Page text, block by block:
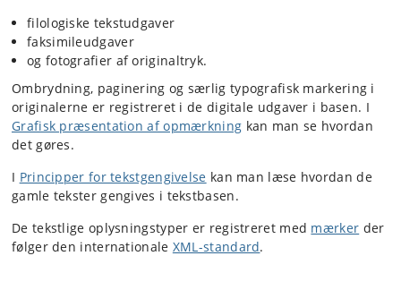
filologiske tekstudgaver
faksimileudgaver
og fotografier af originaltryk.
Ombrydning, paginering og særlig typografisk markering i
originalerne er registreret i de digitale udgaver i basen. I
Grafisk præsentation af opmærkning kan man se hvordan
det gøres.
I Principper for tekstgengivelse kan man læse hvordan de
gamle tekster gengives i tekstbasen.
De tekstlige oplysningstyper er registreret med mærker der
følger den internationale XML-standard.